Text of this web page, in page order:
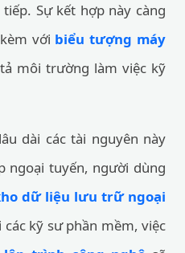
Sự kết hợp này càng
với biểu tượng máy
môi trường làm việc kỹ
dài các tài nguyên này
ngoại tuyến, người dùng
dữ liệu lưu trữ ngoại
kỹ sư phần mềm, việc